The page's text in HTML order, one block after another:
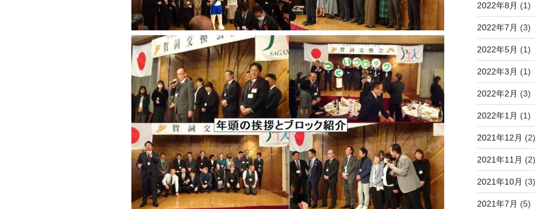
2022年8月 (1)
2022年7月 (3)
2022年5月 (1)
2022年3月 (1)
2022年2月 (3)
2022年1月 (1)
2021年12月 (2)
2021年11月 (2)
2021年10月 (3)
2021年7月 (5)